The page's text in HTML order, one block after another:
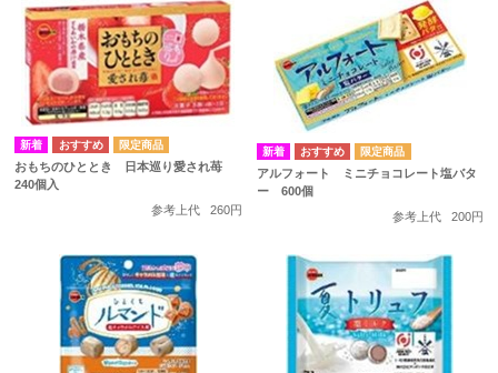
おもちのひととき 日本巡り愛され苺
240個入
参考上代
260円
アルフォート ミニチョコレート塩バタ
ー 600個
参考上代
200円